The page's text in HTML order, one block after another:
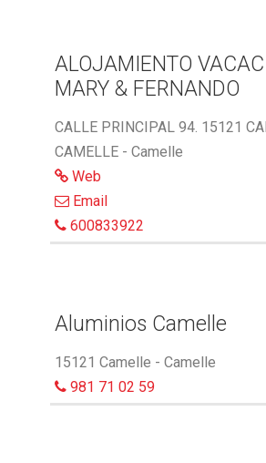
ALOJAMIENTO
MARY & FERNANDO
CALLE PRINCIPAL 94. 15121
CAMELLE - Camelle
Web
Email
600833922
Aluminios Camelle
15121 Camelle - Camelle
981 71 02 59